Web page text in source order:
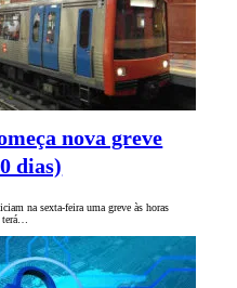
nova greve
dias)
na sexta-feira uma greve às horas
terá…